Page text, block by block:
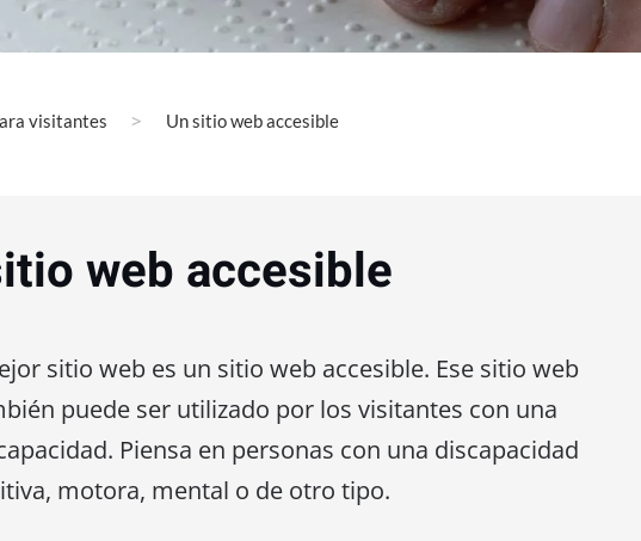
visitantes Un sitio web accesible
web accesible
sitio web es un sitio web accesible. Ese sitio web
puede ser utilizado por los visitantes con una
Piensa en personas con una discapacidad
motora, mental o de otro tipo.